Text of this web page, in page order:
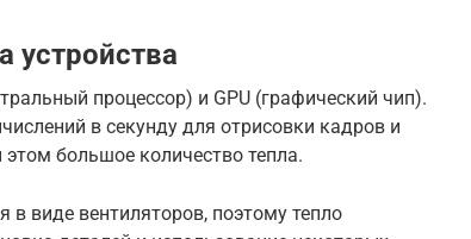
устройства
процессор) и GPU (графический чип).
в секунду для отрисовки кадров и
большое количество тепла.
в виде вентиляторов, поэтому тепло